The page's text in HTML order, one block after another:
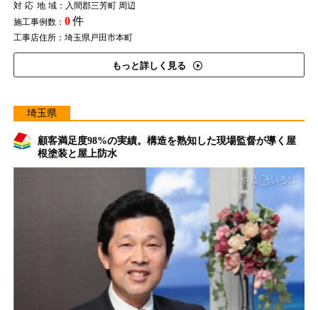
対応地域：入間郡三芳町 周辺
施工事例数： 0件
工事店住所：埼玉県戸田市本町
もっと詳しく見る
埼玉県
顧客満足度98%の実績。構造を熟知した現場監督が導く屋
根塗装と屋上防水